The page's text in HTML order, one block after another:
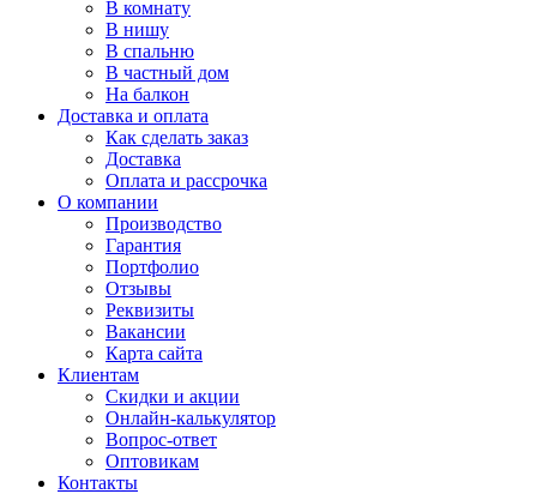
В комнату
В нишу
В спальню
В частный дом
На балкон
Доставка и оплата
Как сделать заказ
Доставка
Оплата и рассрочка
О компании
Производство
Гарантия
Портфолио
Отзывы
Реквизиты
Вакансии
Карта сайта
Клиентам
Скидки и акции
Онлайн-калькулятор
Вопрос-ответ
Оптовикам
Контакты